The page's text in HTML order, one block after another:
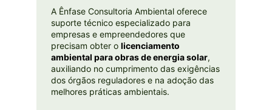
A Ênfase Consultoria Ambiental oferece
suporte técnico especializado para
empresas e empreendedores que
precisam obter o licenciamento
ambiental para obras de energia solar,
auxiliando no cumprimento das exigências
dos órgãos reguladores e na adoção das
melhores práticas ambientais.